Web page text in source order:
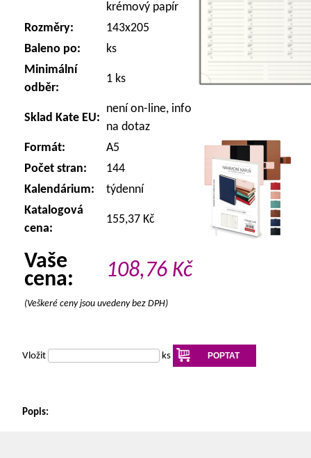
krémový papír
Rozměry:
143x205
Baleno po:
ks
Minimální
odběr:
1 ks
Sklad Kate EU:
není on-line, info
na dotaz
Formát:
A5
Počet stran:
144
Kalendárium:
týdenní
Katalogová
cena:
155,37 Kč
Vaše
cena:
108,76 Kč
(Veškeré ceny jsou uvedeny bez DPH)
Vložit ks POPTAT
Popis: